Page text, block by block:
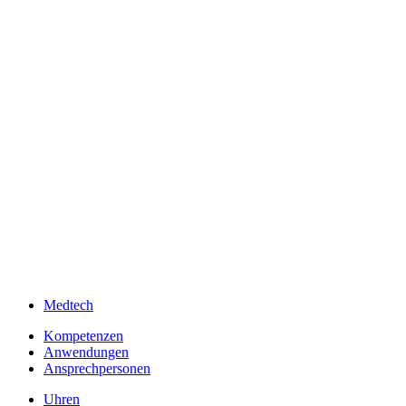
Medtech
Kompetenzen
Anwendungen
Ansprechpersonen
Uhren